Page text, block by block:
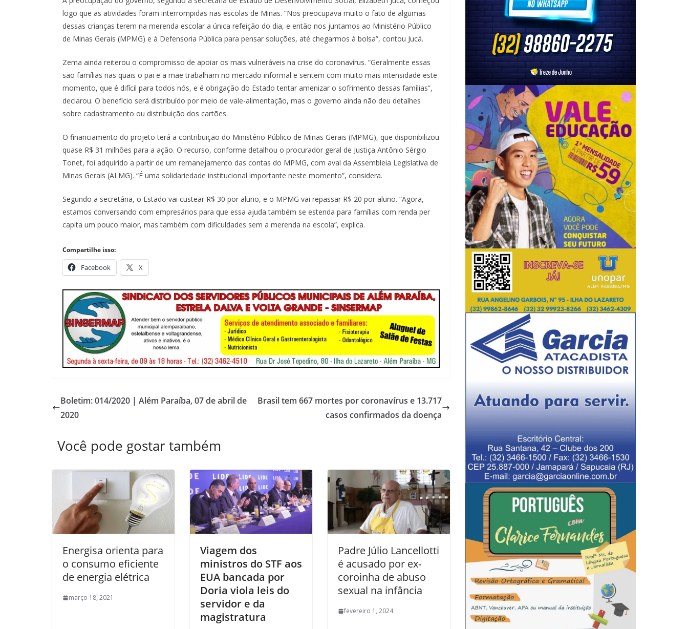
logo que as atividades foram interrompidas nas escolas de Minas. “Nos preocupava muito o fato de algumas
dessas crianças terem na merenda escolar a única refeição do dia, e então nos juntamos ao Ministério Público
de Minas Gerais (MPMG) e à Defensoria Pública para pensar soluções, até chegarmos à bolsa”, contou Jucá.
Zema ainda reiterou o compromisso de apoiar os mais vulneráveis na crise do coronavírus. “Geralmente essas
são famílias nas quais o pai e a mãe trabalham no mercado informal e sentem com muito mais intensidade este
momento, que é difícil para todos nós, e é obrigação do Estado tentar amenizar o sofrimento dessas famílias”,
declarou. O benefício será distribuído por meio de vale-alimentação, mas o governo ainda não deu detalhes
sobre cadastramento ou distribuição dos cartões.
O financiamento do projeto terá a contribuição do Ministério Público de Minas Gerais (MPMG), que disponibilizou
quase R$ 31 milhões para a ação. O recurso, conforme detalhou o procurador geral de Justiça Antônio Sérgio
Tonet, foi adquirido a partir de um remanejamento das contas do MPMG, com aval da Assembleia Legislativa de
Minas Gerais (ALMG). “É uma solidariedade institucional importante neste momento”, considera.
Segundo a secretária, o Estado vai custear R$ 30 por aluno, e o MPMG vai repassar R$ 20 por aluno. “Agora,
estamos conversando com empresários para que essa ajuda também se estenda para famílias com renda per
capita um pouco maior, mas também com dificuldades sem a merenda na escola”, explica.
Compartilhe isso:
Facebook X
Boletim: 014/2020 | Além Paraíba, 07 de abril de
2020
Brasil tem 667 mortes por coronavírus e 13.717
casos confirmados da doença
Você pode gostar também
Energisa orienta para
o consumo eficiente
de energia elétrica
março 18, 2021
Viagem dos
ministros do STF aos
EUA bancada por
Doria viola leis do
servidor e da
magistratura
Padre Júlio Lancellotti
é acusado por ex-
coroinha de abuso
sexual na infância
fevereiro 1, 2024